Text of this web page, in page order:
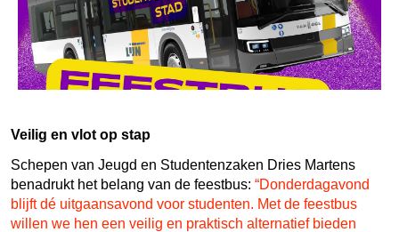
Veilig en vlot op stap
Schepen van Jeugd en Studentenzaken Dries Martens
benadrukt het belang van de feestbus: “Donderdagavond
blijft dé uitgaansavond voor studenten. Met de feestbus
willen we hen een veilig en praktisch alternatief bieden